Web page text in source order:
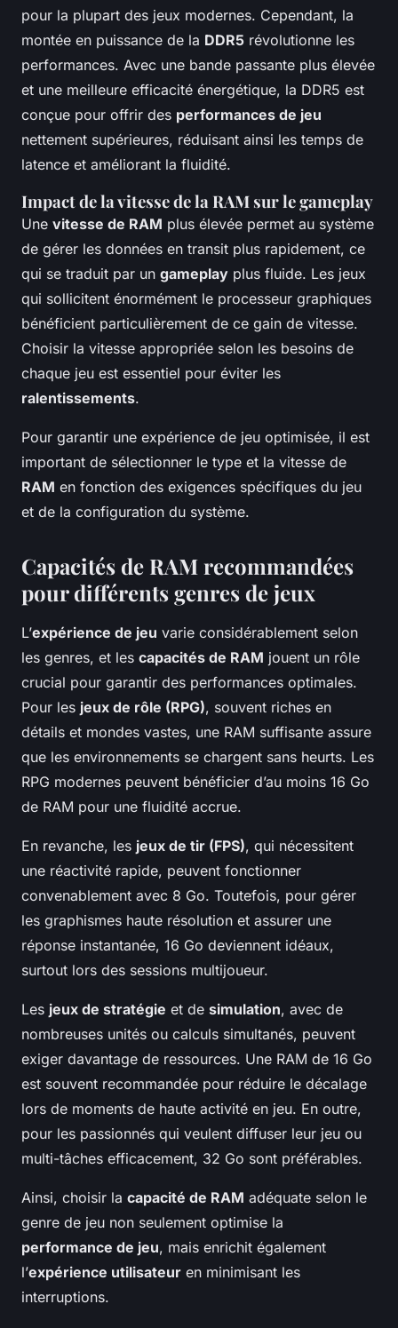
pour la plupart des jeux modernes. Cependant, la
montée en puissance de la DDR5 révolutionne les
performances. Avec une bande passante plus élevée
et une meilleure efficacité énergétique, la DDR5 est
conçue pour offrir des performances de jeu
nettement supérieures, réduisant ainsi les temps de
latence et améliorant la fluidité.
Impact de la vitesse de la RAM sur le gameplay
Une vitesse de RAM plus élevée permet au système
de gérer les données en transit plus rapidement, ce
qui se traduit par un gameplay plus fluide. Les jeux
qui sollicitent énormément le processeur graphiques
bénéficient particulièrement de ce gain de vitesse.
Choisir la vitesse appropriée selon les besoins de
chaque jeu est essentiel pour éviter les
ralentissements.
Pour garantir une expérience de jeu optimisée, il est
important de sélectionner le type et la vitesse de
RAM en fonction des exigences spécifiques du jeu
et de la configuration du système.
Capacités de RAM recommandées
pour différents genres de jeux
L’expérience de jeu varie considérablement selon
les genres, et les capacités de RAM jouent un rôle
crucial pour garantir des performances optimales.
Pour les jeux de rôle (RPG), souvent riches en
détails et mondes vastes, une RAM suffisante assure
que les environnements se chargent sans heurts. Les
RPG modernes peuvent bénéficier d’au moins 16 Go
de RAM pour une fluidité accrue.
En revanche, les jeux de tir (FPS), qui nécessitent
une réactivité rapide, peuvent fonctionner
convenablement avec 8 Go. Toutefois, pour gérer
les graphismes haute résolution et assurer une
réponse instantanée, 16 Go deviennent idéaux,
surtout lors des sessions multijoueur.
Les jeux de stratégie et de simulation, avec de
nombreuses unités ou calculs simultanés, peuvent
exiger davantage de ressources. Une RAM de 16 Go
est souvent recommandée pour réduire le décalage
lors de moments de haute activité en jeu. En outre,
pour les passionnés qui veulent diffuser leur jeu ou
multi-tâches efficacement, 32 Go sont préférables.
Ainsi, choisir la capacité de RAM adéquate selon le
genre de jeu non seulement optimise la
performance de jeu, mais enrichit également
l’expérience utilisateur en minimisant les
interruptions.